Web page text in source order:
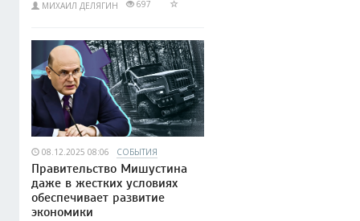
МИХАИЛ ДЕЛЯГИН 697
08.12.2025 08:06 СОБЫТИЯ
Правительство Мишустина
даже в жестких условиях
обеспечивает развитие
экономики